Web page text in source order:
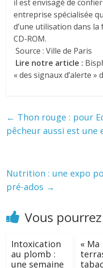
il est envisagé de
entreprise spécialisée
d’une utilisation dans
CD-ROM.
Source : Ville de Paris
Lire notre article :
« des signaux d’alerte »
← Thon rouge : pour
pêcheur aussi est une
Nutrition : une expo
pré-ados →
Vous
Intoxication
au plomb :
une semaine
« Ma